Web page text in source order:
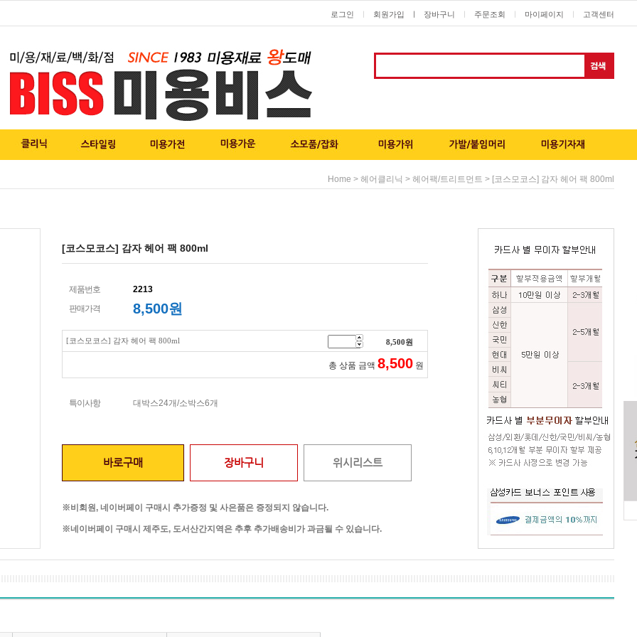
로그인 회원가입 ㅣ 장바구니 주문조회 마이페이지 고객센터
Home > 헤어클리닉 > 헤어팩/트리트먼트 > [코스모코스] 감자 헤어 팩 800ml
[코스모코스] 감자 헤어 팩 800ml
제품번호
2213
판매가격
8,500원
[코스모코스] 감자 헤어 팩 800ml 8,500원
총 상품 금액 8,500 원
특이사항 대박스24개/소박스6개
바로구매 장바구니 위시리스트
※비회원, 네이버페이 구매시 추가증정 및 사은품은 증정되지 않습니다.
※네이버페이 구매시 제주도, 도서산간지역은 추후 추가배송비가 과금될 수 있습니다.